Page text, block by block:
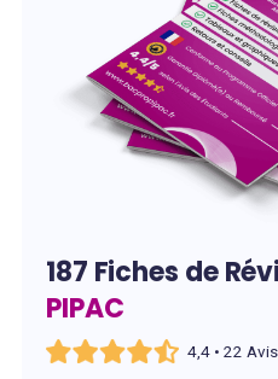
187 Fiches de
PIPAC
4,4 • 22 Avis